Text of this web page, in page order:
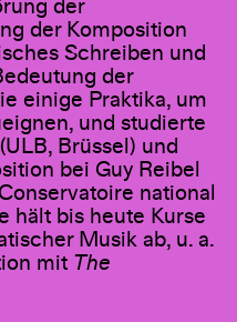
der
der Komposition
Schreiben und
der
einige Praktika, um
und studierte
Brüssel) und
bei Guy Reibel
national
hält bis heute Kurse
Musik ab, u. a.
mit The